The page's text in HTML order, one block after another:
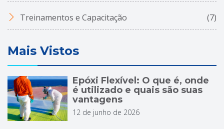
Treinamentos e Capacitação (7)
Mais Vistos
Epóxi Flexível: O que é, onde
é utilizado e quais são suas
vantagens
12 de junho de 2026